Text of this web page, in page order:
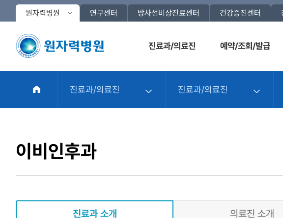
원자력병원 연구센터 방사선비상진료센터 건강증진센터
진료과/의료진 예약/조회/발급
진료과/의료진 진료과/의료진
이비인후과
진료과 소개 의료진 소개